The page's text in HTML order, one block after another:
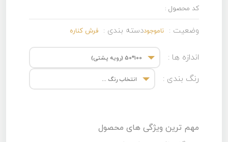
کد محصول :
وضعیت : ناموجوددسته بندی : فرش کناره
اندازه ها : 100*50 (رویه پشتی)
رنگ بندی : انتخاب رنگ ...
مهم ترین ویژگی های محصول